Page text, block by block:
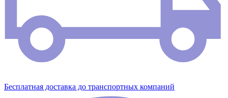
Бесплатная доставка до транспортных компаний